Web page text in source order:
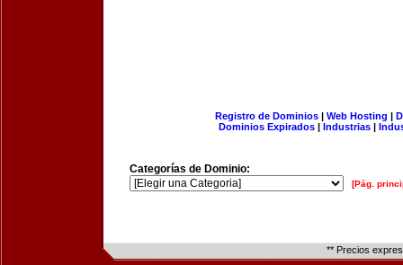
Registro de Dominios| Web Hosting |
Dominios Expirados | Industrias |
Categorías de Dominio:
[Pág.
** Precios